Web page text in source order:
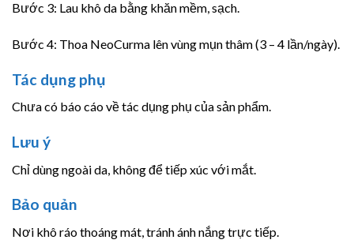
Bước 3: Lau khô da bằng khăn mềm, sạch.
Bước 4: Thoa NeoCurma lên vùng mụn thâm (3 – 4 lần/ngày).
Tác dụng phụ
Chưa có báo cáo về tác dụng phụ của sản phẩm.
Lưu ý
Chỉ dùng ngoài da, không để tiếp xúc với mắt.
Bảo quản
Nơi khô ráo thoáng mát, tránh ánh nắng trực tiếp.